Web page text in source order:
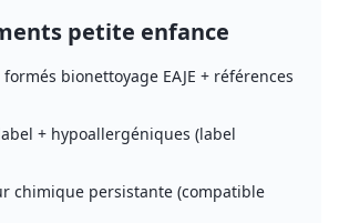
petite enfance
bionettoyage EAJE + références
+ hypoallergéniques (label
chimique persistante (compatible